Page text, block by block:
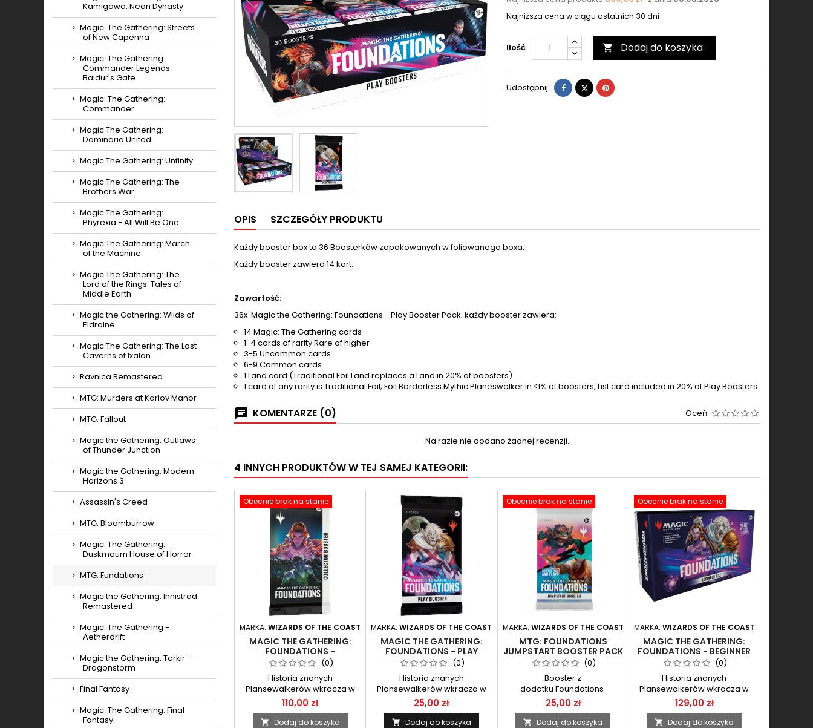
Kamigawa: Neon Dynasty
Magic: The Gathering: Streets
of New Capenna
Magic: The Gathering:
Commander Legends
Baldur's Gate
Magic: The Gathering:
Commander
Magic The Gathering:
Dominaria United
Magic The Gathering: Unfinity
Magic The Gathering: The
Brothers War
Magic The Gathering:
Phyrexia - All Will Be One
Magic The Gathering: March
of the Machine
Magic The Gathering: The
Lord of the Rings: Tales of
Middle Earth
Magic the Gathering: Wilds of
Eldraine
Magic The Gathering: The Lost
Caverns of Ixalan
Ravnica Remastered
MTG: Murders at Karlov Manor
MTG: Fallout
Magic the Gathering: Outlaws
of Thunder Junction
Magic the Gathering: Modern
Horizons 3
Assassin's Creed
MTG: Bloomburrow
Magic: The Gathering:
Duskmourn House of Horror
MTG: Fundations
Magic the Gathering: Innistrad
Remastered
Magic: The Gathering -
Aetherdrift
Magic the Gathering: Tarkir -
Dragonstorm
Final Fantasy
Magic: The Gathering: Final
Fantasy
Najniższa cena w ciągu ostatnich 30 dni
Ilość  Dodaj do koszyka
Udostępnij Udostępnij
TweetujPinterest
OPIS SZCZEGÓŁY PRODUKTU
Każdy booster box to 36 Boosterków zapakowanych w foliowanego boxa.
Każdy booster zawiera 14 kart.
Zawartość:
36x Magic the Gathering: Foundations - Play Booster Pack; każdy booster zawiera:
14 Magic: The Gathering cards
1-4 cards of rarity Rare of higher
3-5 Uncommon cards
6-9 Common cards
1 Land card (Traditional Foil Land replaces a Land in 20% of boosters)
1 card of any rarity is Traditional Foil; Foil Borderless Mythic Planeswalker in <1% of boosters; List card included in 20% of Play Boosters
KOMENTARZE (0) Oceń
Na razie nie dodano żadnej recenzji.
4 INNYCH PRODUKTÓW W TEJ SAMEJ KATEGORII:
Obecnie brak na stanie
MARKA:WIZARDS OF THE COAST
MAGIC THE GATHERING:
FOUNDATIONS -
COLLECTOR BOOSTER PACK
(0)
Historia znanych
Plansewalkerów wkracza w
kolejny etap...
110,00 zł
 Dodaj do koszyka
MARKA:WIZARDS OF THE COAST
MAGIC THE GATHERING:
FOUNDATIONS - PLAY
BOOSTER PACK
(0)
Historia znanych
Plansewalkerów wkracza w
kolejny etap...
25,00 zł
 Dodaj do koszyka
Obecnie brak na stanie
MARKA: WIZARDS OF THE COAST
MTG: FOUNDATIONS
JUMPSTART BOOSTER PACK
(0)
Booster z
dodatku Foundations
25,00 zł
 Dodaj do koszyka
Obecnie brak na stanie
MARKA: WIZARDS OF THE COAST
MAGIC THE GATHERING:
FOUNDATIONS - BEGINNER
BOX
(0)
Historia znanych
Plansewalkerów wkracza w
kolejny etap...
129,00 zł
 Dodaj do koszyka